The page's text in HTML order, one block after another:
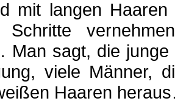
mit langen
Schritte
Man sagt, die
viele Männer,
Haaren